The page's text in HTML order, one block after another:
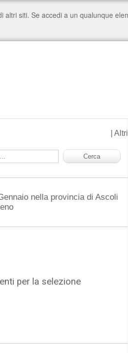
Altri
nella provincia di Ascoli
per la selezione